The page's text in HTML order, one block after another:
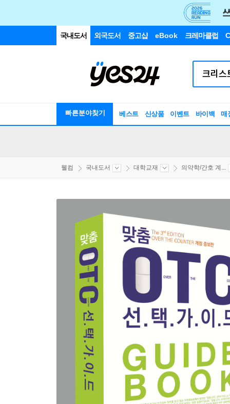
국내도서 외국도서 중고샵 eBook 크레마클럽
빠른분야찾기 베스트 신상품 이벤트 바이백 매
웰컴 국내도서 대학교재 의약학/간호 계...